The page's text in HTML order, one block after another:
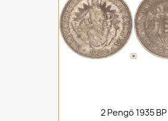
2 Pengő 1935 BP